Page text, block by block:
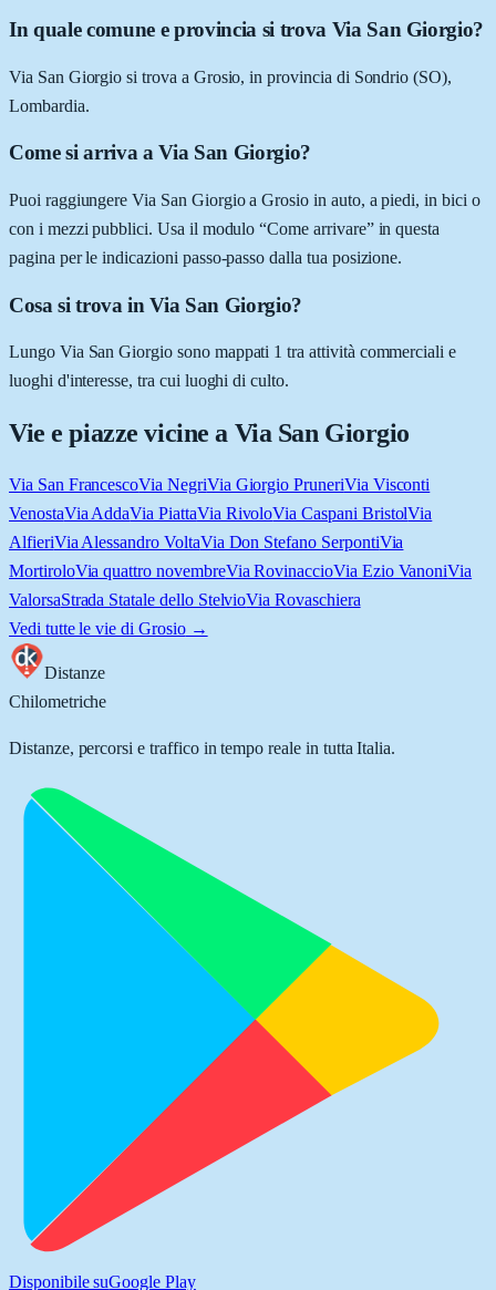
In quale comune e provincia si trova Via San Giorgio?
Via San Giorgio si trova a Grosio, in provincia di Sondrio (SO),
Lombardia.
Come si arriva a Via San Giorgio?
Puoi raggiungere Via San Giorgio a Grosio in auto, a piedi, in bici o
con i mezzi pubblici. Usa il modulo “Come arrivare” in questa
pagina per le indicazioni passo-passo dalla tua posizione.
Cosa si trova in Via San Giorgio?
Lungo Via San Giorgio sono mappati 1 tra attività commerciali e
luoghi d'interesse, tra cui luoghi di culto.
Vie e piazze vicine a Via San Giorgio
Via San FrancescoVia NegriVia Giorgio PruneriVia Visconti
VenostaVia AddaVia PiattaVia RivoloVia Caspani BristolVia
AlfieriVia Alessandro VoltaVia Don Stefano SerpontiVia
MortiroloVia quattro novembreVia RovinaccioVia Ezio VanoniVia
ValorsaStrada Statale dello StelvioVia Rovaschiera
Vedi tutte le vie di Grosio→
Distanze
Chilometriche
Distanze, percorsi e traffico in tempo reale in tutta Italia.
Disponibile suGoogle Play